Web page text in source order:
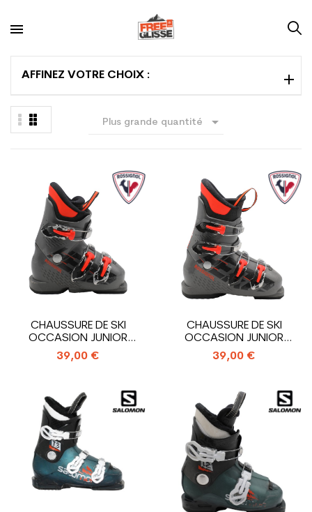
AFFINEZ VOTRE CHOIX :
Plus grande quantité 
CHAUSSURE DE SKI
OCCASION JUNIOR
ROSSIGNOL HERO J3_3...
39,00 €
CHAUSSURE DE SKI
OCCASION JUNIOR
ROSSIGNOL HERO J4_4...
39,00 €